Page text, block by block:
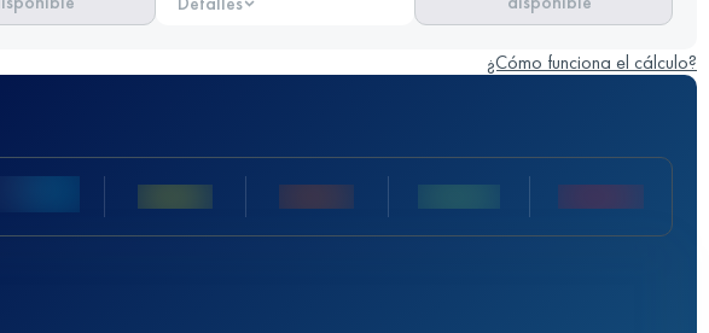
¿Cómo funciona el cálculo?